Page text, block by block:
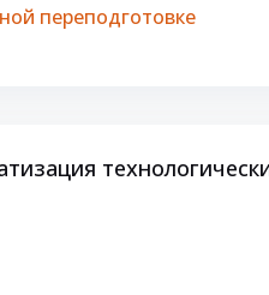
переподготовке